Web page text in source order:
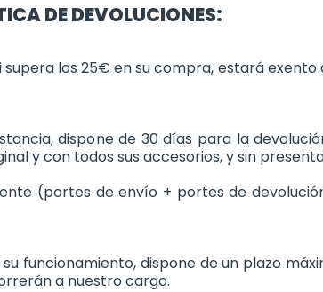
DE DEVOLUCIONES:
supera los 25€ en su compra, estará
dispone de 30 días para la
y con todos sus accesorios, y sin
(portes de envío + portes de
funcionamiento, dispone de un plazo
a nuestro cargo.